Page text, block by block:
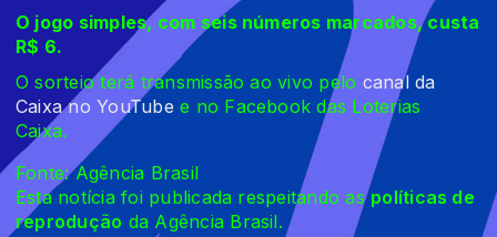
O jogo simples, com seis números marcados, custa
R$ 6.
O sorteio terá transmissão ao vivo pelo canal da
Caixa no YouTube e no Facebook das Loterias
Caixa.
Fonte: Agência Brasil
Esta notícia foi publicada respeitando aspolíticas de
reprodução da Agência Brasil.